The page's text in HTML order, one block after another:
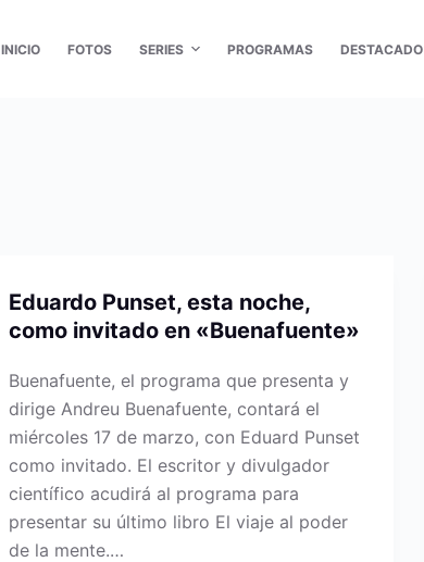
INICIO FOTOS SERIES PROGRAMAS DESTACADO
Eduardo Punset, esta noche,
como invitado en «Buenafuente»
Buenafuente, el programa que presenta y
dirige Andreu Buenafuente, contará el
miércoles 17 de marzo, con Eduard Punset
como invitado. El escritor y divulgador
científico acudirá al programa para
presentar su último libro El viaje al poder
de la mente.…